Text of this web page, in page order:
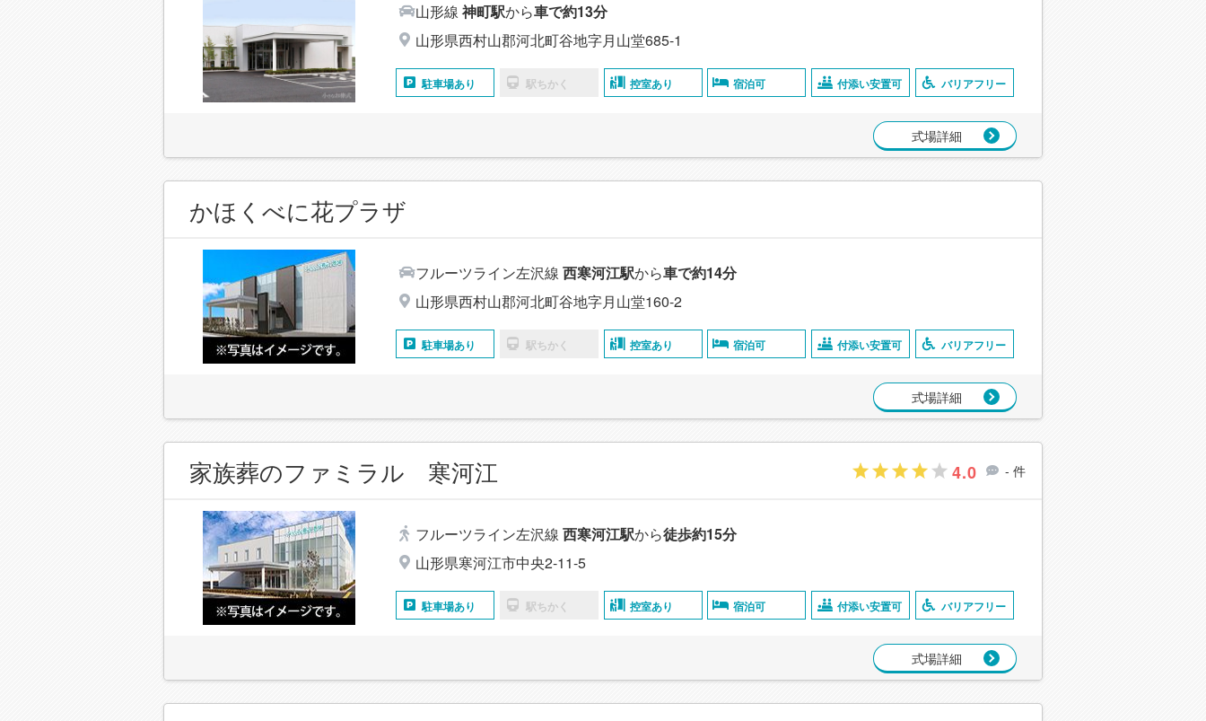
山形線 神町駅から車で約13分
山形県西村山郡河北町谷地字月山堂685-1
駐車場あり 駅ちかく 控室あり 宿泊可 付添い安置可 バリアフリー
式場詳細
かほくべに花プラザ
フルーツライン左沢線 西寒河江駅から車で約14分
山形県西村山郡河北町谷地字月山堂160-2
駐車場あり 駅ちかく 控室あり 宿泊可 付添い安置可 バリアフリー
式場詳細
家族葬のファミラル 寒河江 4.0 - 件
フルーツライン左沢線 西寒河江駅から徒歩約15分
山形県寒河江市中央2‐11‐5
駐車場あり 駅ちかく 控室あり 宿泊可 付添い安置可 バリアフリー
式場詳細